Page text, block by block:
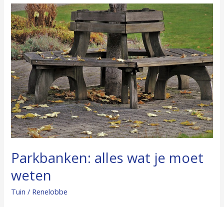
Parkbanken: alles wat je moet
weten
Tuin / Renelobbe
Parkbanken:
alles
wat
je
moet
weten